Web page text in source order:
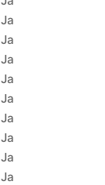
Ja
Ja
Ja
Ja
Ja
Ja
Ja
Ja
Ja